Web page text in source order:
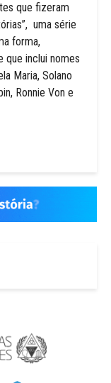
que fizeram
uma série
forma,
que inclui nomes
Maria, Solano
Ronnie Von e